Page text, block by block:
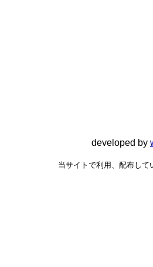
developed by
当サイトで利用、配布し